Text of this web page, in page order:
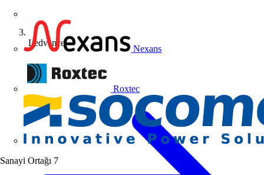
Nexans
Roxtec
Sanayi Ortağı 7
Ledvance